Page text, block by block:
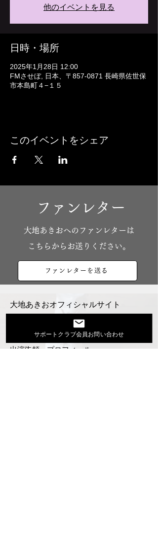
他のイベントを見る
日時・場所
2025年1月28日 12:00
FMさせぼ, 日本、〒857-0871 長崎県佐世保
市本島町４−１５
このイベントをシェア
ファンレター
​大地あきおへのファンレターは
こちらからお送りください。
ファンレターを送る
大地あきおオフィシャルサイト
活動スケジュール
出演依頼・プロフィール
サポートクラブ会員お問い合わせ